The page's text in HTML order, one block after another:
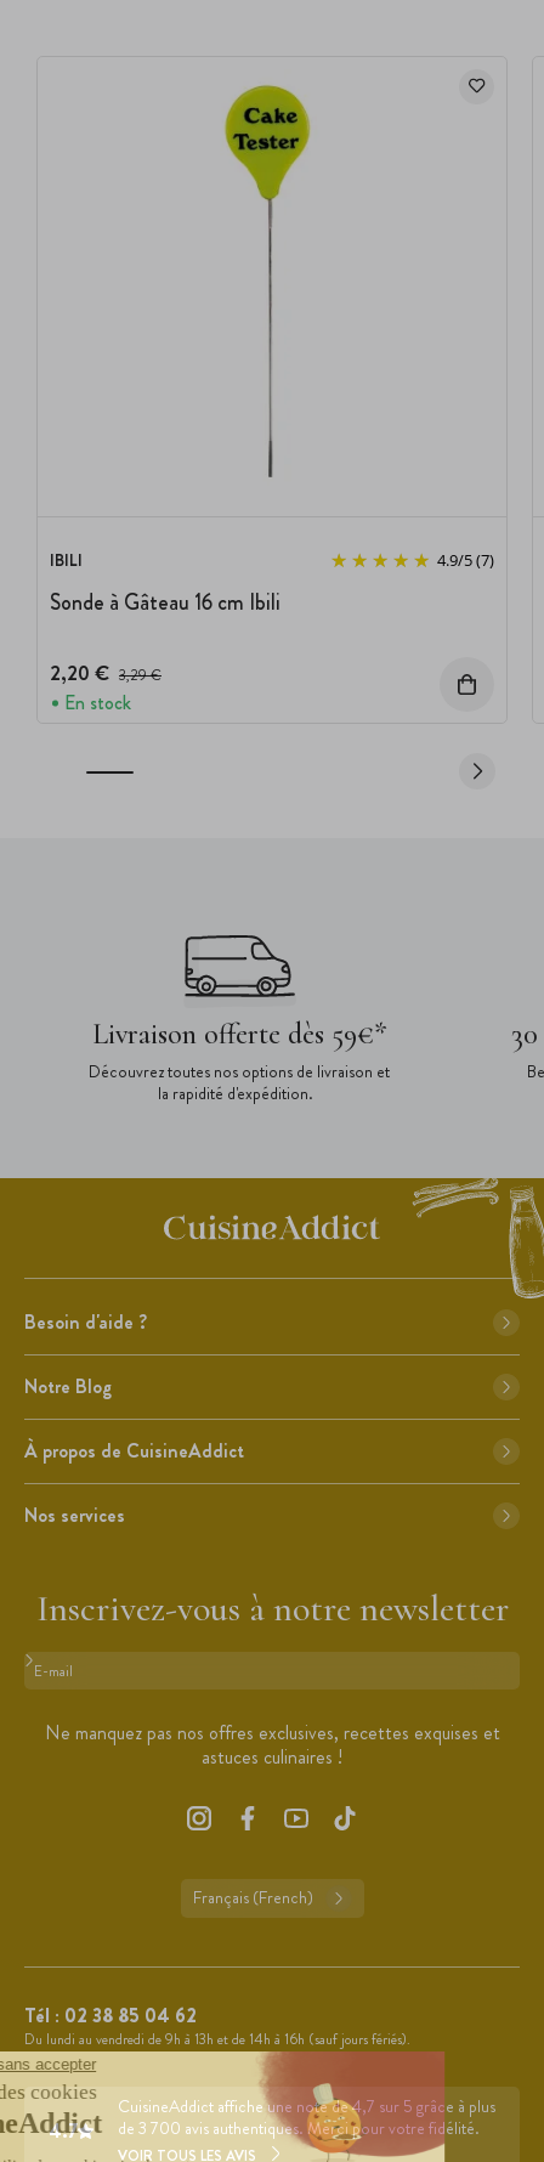
IBILI 4.9/5(7)
Sonde à Gâteau 16 cm Ibili
2,20 € Prix avant réduction :
3,29 €
En stock
Livraison offerte dès 59€*
Découvrez toutes nos options de livraison et
la rapidité d'expédition.
Besoin d'aide ?
Notre Blog
À propos de CuisineAddict
Nos services
Inscrivez-vous à notre newsletter
Format : adresse@email.com
Ne manquez pas nos offres exclusives, recettes exquises et
astuces culinaires !
Français (French)
Tél : 02 38 85 04 62
Du lundi au vendredi de 9h à 13h et de 14h à 16h (sauf jours fériés).
4.7
CuisineAddict affiche une note de 4,7 sur 5 grâce à plus
de 3 700 avis authentiques. Merci pour votre fidélité.
VOIR TOUS LES AVIS